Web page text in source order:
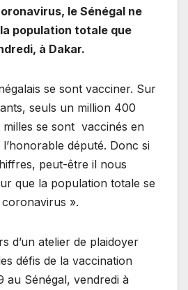
le Sénégal ne
population totale que
à Dakar.
se sont vacciner. Sur
seuls un million 400
milles se sont vaccinés en
député. Donc si
peut-être il nous
que la population totale se
».
d’un atelier de plaidoyer
défis de la vaccination
au Sénégal, vendredi à